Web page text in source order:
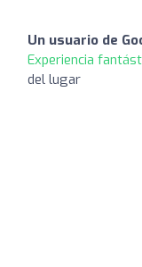
Un usuario de
Experiencia
del lugar